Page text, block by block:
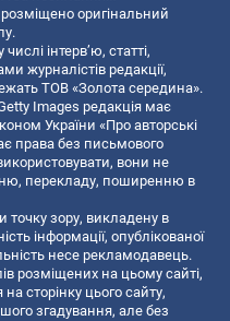
розміщено оригінальний
інтерв’ю, статті,
журналістів редакції,
ТОВ «Золота середина».
Images редакція має
України «Про авторські
права без письмового
вони не
перекладу, поширенню в
точку зору, викладену в
інформації, опублікованої
несе рекламодавець.
розміщених на цьому сайті,
сторінку цього сайту,
згадування, але без